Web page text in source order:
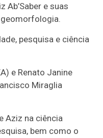
Ab’Saber e suas
pesquisa e ciência
e Renato Janine
Miraglia
Aziz na ciência
bem como o